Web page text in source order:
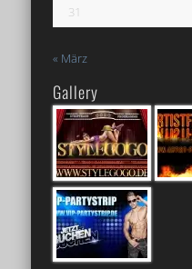
31
« März
Gallery